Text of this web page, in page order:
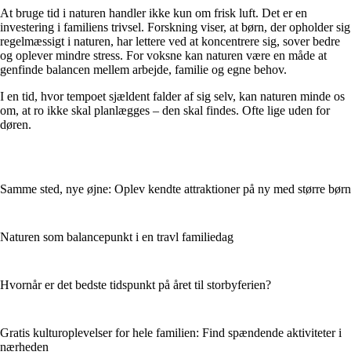
At bruge tid i naturen handler ikke kun om frisk luft. Det er en
investering i familiens trivsel. Forskning viser, at børn, der opholder sig
regelmæssigt i naturen, har lettere ved at koncentrere sig, sover bedre
og oplever mindre stress. For voksne kan naturen være en måde at
genfinde balancen mellem arbejde, familie og egne behov.
I en tid, hvor tempoet sjældent falder af sig selv, kan naturen minde os
om, at ro ikke skal planlægges – den skal findes. Ofte lige uden for
døren.
Samme sted, nye øjne: Oplev kendte attraktioner på ny med større børn
Naturen som balancepunkt i en travl familiedag
Hvornår er det bedste tidspunkt på året til storbyferien?
Gratis kulturoplevelser for hele familien: Find spændende aktiviteter i
nærheden